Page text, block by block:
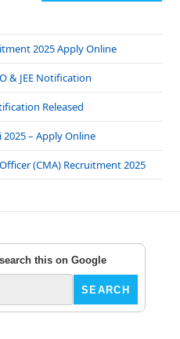
2025 Apply Online
& JEE Notification
Released
– Apply Online
(CMA) Recruitment 2025
this on Google